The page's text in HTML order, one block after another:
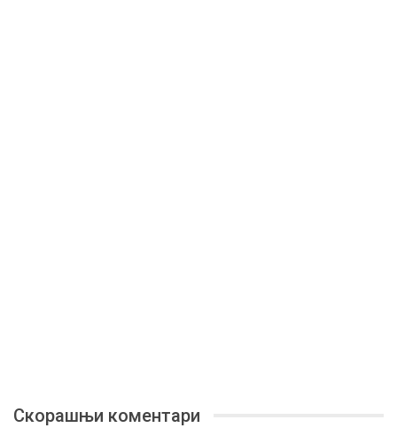
Скорашњи коментари